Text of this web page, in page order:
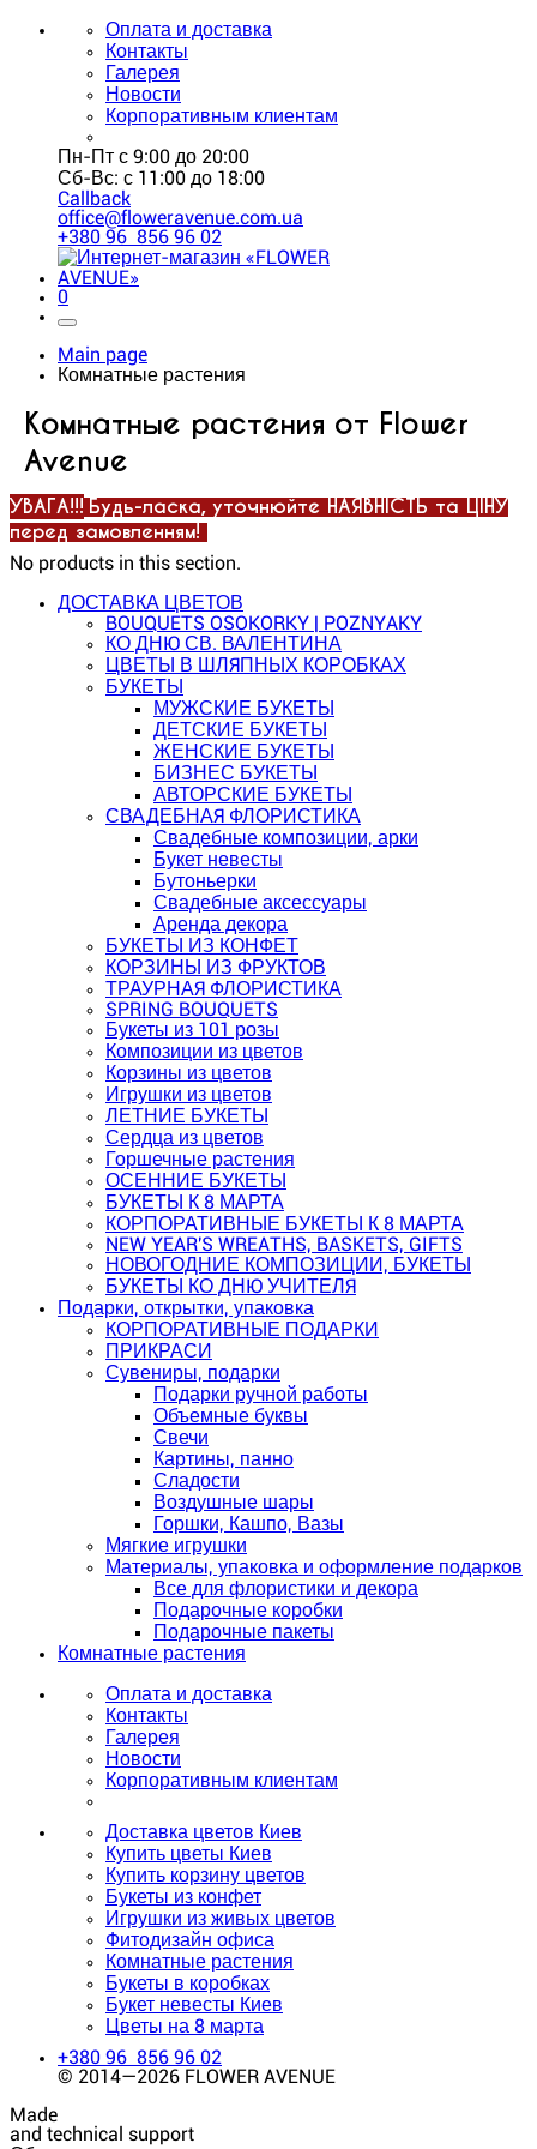
Оплата и доставка
Контакты
Галерея
Новости
Корпоративным клиентам
Пн-Пт с 9:00 до 20:00
Сб-Вс: с 11:00 до 18:00
Callback
office@floweravenue.com.ua
+380 96 856 96 02
0
Main page
Комнатные растения
Комнатные растения от Flower
Avenue
УВАГА!!! Будь-ласка, уточнюйте НАЯВНІСТЬ та ЦІНУ
перед замовленням!
No products in this section.
ДОСТАВКА ЦВЕТОВ
BOUQUETS OSOKORKY | POZNYAKY
КО ДНЮ СВ. ВАЛЕНТИНА
ЦВЕТЫ В ШЛЯПНЫХ КОРОБКАХ
БУКЕТЫ
МУЖСКИЕ БУКЕТЫ
ДЕТСКИЕ БУКЕТЫ
ЖЕНСКИЕ БУКЕТЫ
БИЗНЕС БУКЕТЫ
АВТОРСКИЕ БУКЕТЫ
СВАДЕБНАЯ ФЛОРИСТИКА
Свадебные композиции, арки
Букет невесты
Бутоньерки
Свадебные аксессуары
Аренда декора
БУКЕТЫ ИЗ КОНФЕТ
КОРЗИНЫ ИЗ ФРУКТОВ
ТРАУРНАЯ ФЛОРИСТИКА
SPRING BOUQUETS
Букеты из 101 розы
Композиции из цветов
Корзины из цветов
Игрушки из цветов
ЛЕТНИЕ БУКЕТЫ
Сердца из цветов
Горшечные растения
ОСЕННИЕ БУКЕТЫ
БУКЕТЫ К 8 МАРТА
КОРПОРАТИВНЫЕ БУКЕТЫ К 8 МАРТА
NEW YEAR'S WREATHS, BASKETS, GIFTS
НОВОГОДНИЕ КОМПОЗИЦИИ, БУКЕТЫ
БУКЕТЫ КО ДНЮ УЧИТЕЛЯ
Подарки, открытки, упаковка
КОРПОРАТИВНЫЕ ПОДАРКИ
ПРИКРАСИ
Сувениры, подарки
Подарки ручной работы
Объемные буквы
Свечи
Картины, панно
Сладости
Воздушные шары
Горшки, Кашпо, Вазы
Мягкие игрушки
Материалы, упаковка и оформление подарков
Все для флористики и декора
Подарочные коробки
Подарочные пакеты
Комнатные растения
Оплата и доставка
Контакты
Галерея
Новости
Корпоративным клиентам
Доставка цветов Киев
Купить цветы Киев
Купить корзину цветов
Букеты из конфет
Игрушки из живых цветов
Фитодизайн офиса
Комнатные растения
Букеты в коробках
Букет невесты Киев
Цветы на 8 марта
+380 96 856 96 02
© 2014—2026 FLOWER AVENUE
Made
and technical support